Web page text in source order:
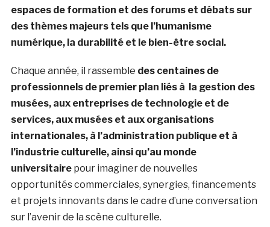
espaces de formation et des forums et débats sur
des thèmes majeurs tels que l’humanisme
numérique, la durabilité et le bien-être social.
Chaque année, il rassemble des centaines de
professionnels de premier plan liés à la gestion des
musées, aux entreprises de technologie et de
services, aux musées et aux organisations
internationales, à l’administration publique et à
l’industrie culturelle, ainsi qu’au monde
universitairepour imaginer de nouvelles
opportunités commerciales, synergies, financements
et projets innovants dans le cadre d’une conversation
sur l’avenir de la scène culturelle.